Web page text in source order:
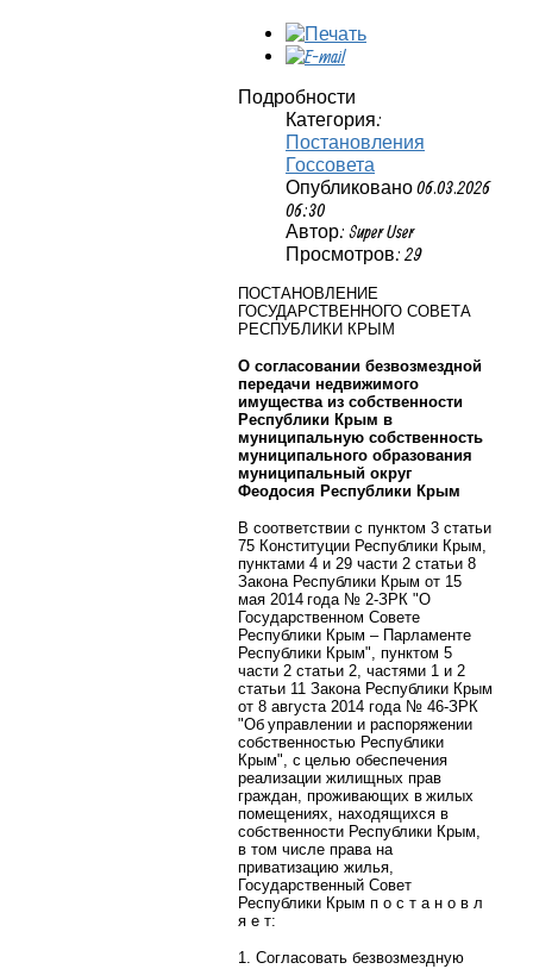
Подробности
Категория:
Постановления
Госсовета
Опубликовано 06.03.2026
06:30
Автор: Super User
Просмотров: 29
ПОСТАНОВЛЕНИЕ
ГОСУДАРСТВЕННОГО СОВЕТА
РЕСПУБЛИКИ КРЫМ
О согласовании безвозмездной
передачи недвижимого
имущества из собственности
Республики Крым в
муниципальную собственность
муниципального образования
муниципальный округ
Феодосия Республики Крым
В соответствии с пунктом 3 статьи
75 Конституции Республики Крым,
пунктами 4 и 29 части 2 статьи 8
Закона Республики Крым от 15
мая 2014 года № 2-ЗРК "О
Государственном Совете
Республики Крым – Парламенте
Республики Крым", пунктом 5
части 2 статьи 2, частями 1 и 2
статьи 11 Закона Республики Крым
от 8 августа 2014 года № 46-ЗРК
"Об управлении и распоряжении
собственностью Республики
Крым", с целью обеспечения
реализации жилищных прав
граждан, проживающих в жилых
помещениях, находящихся в
собственности Республики Крым,
в том числе права на
приватизацию жилья,
Государственный Совет
Республики Крым п о с т а н о в л
я е т:
1. Согласовать безвозмездную